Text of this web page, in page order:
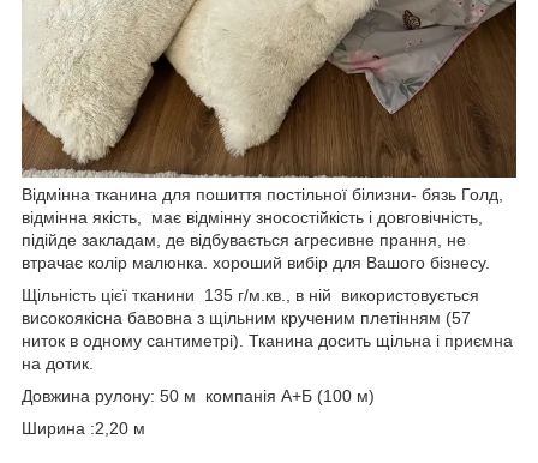
Відмінна тканина для пошиття постільної білизни- бязь Голд,
відмінна якість, має відмінну зносостійкість і довговічність,
підійде закладам, де відбувається агресивне прання, не
втрачає колір малюнка. хороший вибір для Вашого бізнесу.
Щільність цієї тканини 135 г/м.кв., в ній використовується
високоякісна бавовна з щільним крученим плетінням (57
ниток в одному сантиметрі). Тканина досить щільна і приємна
на дотик.
Довжина рулону: 50 м компанія А+Б (100 м)
Ширина :2,20 м